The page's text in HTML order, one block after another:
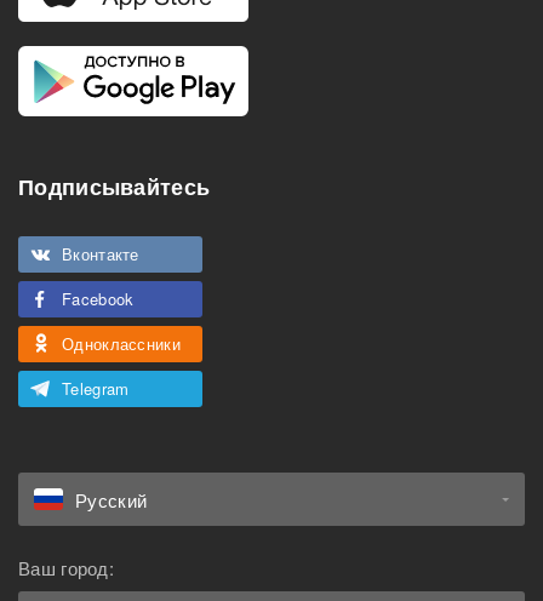
Подписывайтесь
Вконтакте
Facebook
Одноклассники
Telegram
Русский
Ваш город: